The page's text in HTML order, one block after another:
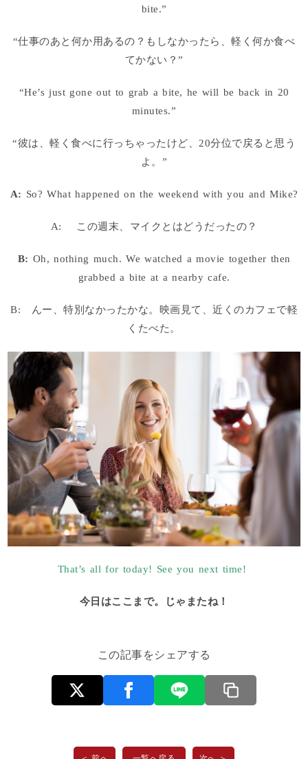
bite.”
“仕事のあと何か用あるの？もしなかったら、軽く何か食べ
てかない？”
“He’s just gone out to grab a bite, he will be back in 20
minutes.”
“彼は、軽く食べに行っちゃったけど、20分位で戻ると思う
よ。”
A: So? What happened on the weekend with you and Mike?
A: この週末、マイクとはどうだったの？
B: Oh, nothing much. We watched a movie together then
grabbed a bite at a nearby cafe.
B: んー、特別なかったかな。映画見て、近くのカフェで軽
くたべた。
That’s all for today! See you next time!
今日はここまで。じゃまたね！
この記事をシェアする